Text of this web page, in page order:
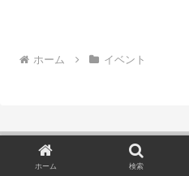
ホーム イベント
ホーム 検索